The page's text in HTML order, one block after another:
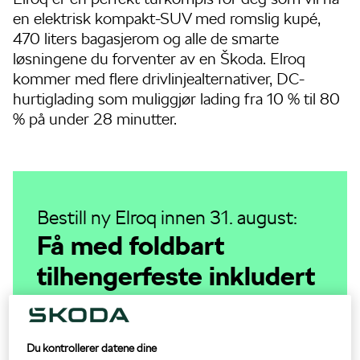
Bygg bil
Dekkhotell
en elektrisk kompakt-SUV med romslig kupé,
470 liters bagasjerom og alle de smarte
løsningene du forventer av en Škoda. Elroq
kommer med flere drivlinjealternativer, DC-
hurtiglading som muliggjør lading fra 10 % til 80
% på under 28 minutter.
Bestill ny Elroq innen 31. august:
Få med foldbart
tilhengerfeste inkludert
i prisen.
Du kontrollerer datene dine